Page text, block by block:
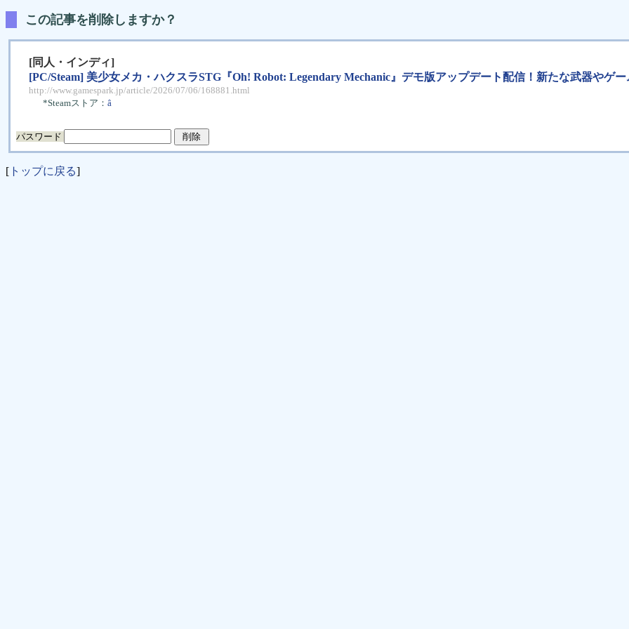
この記事を削除しますか？
[同人・インディ]
[PC/Steam] 美少女メカ・ハクスラSTG『Oh! Robot: Legendary Mechanic』デモ版アップデート配信！新たな武器やゲ
http://www.gamespark.jp/article/2026/07/06/168881.html
*Steamストア： â
パスワード
[ トップに戻る]